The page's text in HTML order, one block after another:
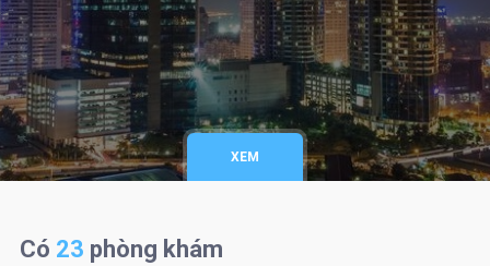
XEM
Có 23 phòng khám